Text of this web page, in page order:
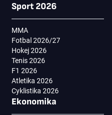
Sport 2026
MMA
Fotbal 2026/27
Hokej 2026
Tenis 2026
F1 2026
Atletika 2026
Cyklistika 2026
Ekonomika